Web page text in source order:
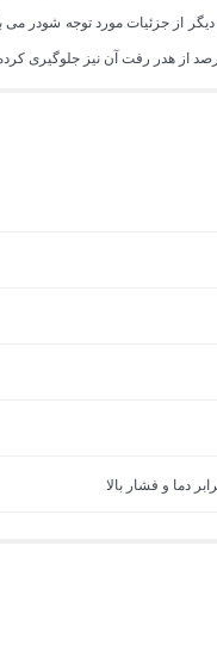
از جزئیات مورد توجه شودر می
از هدر رفت آن نیز جلوگیری کرده
دما و فشار بالا